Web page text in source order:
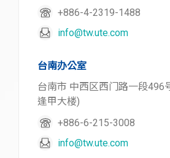
+886-4-2319-1488
info@tw.ute.com
台南办公室
台南市 中西区西门路一段496
逢甲大楼)
+886-6-215-3008
info@tw.ute.com